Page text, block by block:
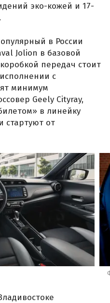
эко-кожей и 17-
в России
Jolion в базовой
передач стоит
с
минимум
Geely Cityray,
в линейку
стартуют от